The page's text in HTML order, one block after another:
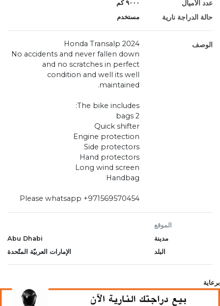
عدد الأميال ٩٠٠٠ كم
حالة الدراجة نارية مستخدم
الوصف
Honda Transalp 2024
No accidents and never fallen down
and no scratches in perfect
condition and well its well
maintained.
The bike includes:
2 bags
Quick shifter
Engine protection
Side protectors
Hand protectors
Long wind screen
Handbag
Please whatsapp +971569570454
الموقع
مدينة
Abu Dhabi
البلد
الإمارات العربيّة المتّحدة
برعاية